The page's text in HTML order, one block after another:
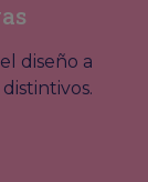
diseño a